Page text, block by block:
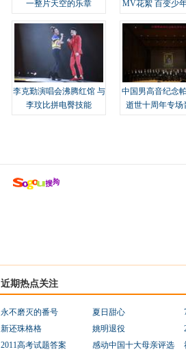
一整片天空的乐章
MV花絮 百变少
李克勤演唱会沸腾红馆 与
李玟比拼电臀技能
中国男高音纪念
逝世十周年专场
近期热点关注
永不磨灭的番号 夏日甜心
新还珠格格
姚明退役
2011高考试题答案
感动中国十大母亲评选